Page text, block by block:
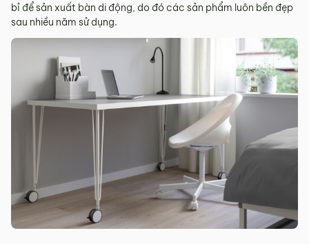
bỉ để sản xuất bàn di động, do đó các sản phẩm luôn bền đẹp
sau nhiều năm sử dụng.